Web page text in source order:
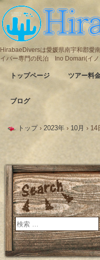
HirabaeDiversは愛媛県南宇和郡愛
イバー専門の民泊 Ino Domari(イノ
トップページ ツアー料
ブログ
トップ › 2023年 › 10月 › 14